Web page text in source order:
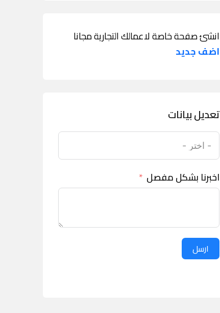
انشئ صفحة خاصة لاعمالك التجارية مجانا
اضف جديد
تعديل بيانات
اخبرنا بشكل مفصل
ارسل